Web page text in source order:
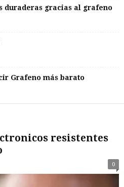
duraderas gracias al grafeno
Grafeno más barato
resistentes
0